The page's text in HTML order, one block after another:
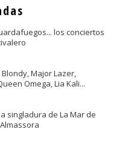
los conciertos
Major Lazer,
Omega, Lia Kali...
singladura de La Mar de